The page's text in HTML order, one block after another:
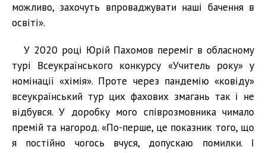
можливо, захочуть впроваджувати наші бачення в
освіті».
У 2020 році Юрій Пахомов переміг в обласному
турі Всеукраїнського конкурсу «Учитель року» у
номінації «хімія». Проте через пандемію «ковіду»
всеукраїнський тур цих фахових змагань так і не
відбувся. У доробку мого співрозмовника чимало
премій та нагород. «По-перше, це показник того, що
я постійно чогось вчуся, допускаю помилки. І